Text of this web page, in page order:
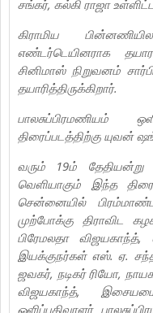
சங்கர், கல்கி ராஜா
கிராமிய
எண்டர்டெயினராக
சினிமாஸ் நிறுவனம்
தயாரித்திருக்கிறார்.
பாலசுப்பிரமணியம்
திரைப்படத்திற்கு யுவன்
வரும் 19ம் தேதியன்று
வெளியாகும் இந்த
சென்னையில்
முற்போக்கு திராவிட
பிரேமலதா
இயக்குநர்கள் எஸ். ஏ.
ஜவகர், நடிகர் ரியோ,
விஜயகாந்த்,
ஒளிப்பதிவாளர்